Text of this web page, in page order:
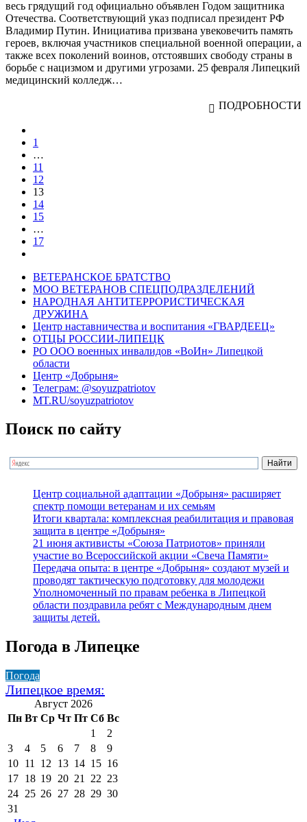
весь грядущий год официально объявлен Годом защитника
Отечества. Соответствующий указ подписал президент РФ
Владимир Путин. Инициатива призвана увековечить память
героев, включая участников специальной военной операции, а
также всех поколений воинов, отстоявших свободу страны в
борьбе с нацизмом и другими угрозами. 25 февраля Липецкий
медицинский колледж…
ПОДРОБНОСТИ
1
…
11
12
13
14
15
…
17
ВЕТЕРАНСКОЕ БРАТСТВО
МОО ВЕТЕРАНОВ СПЕЦПОДРАЗДЕЛЕНИЙ
НАРОДНАЯ АНТИТЕРРОРИСТИЧЕСКАЯ
ДРУЖИНА
Центр наставничества и воспитания «ГВАРДЕЕЦ»
ОТЦЫ РОССИИ-ЛИПЕЦК
РО ООО военных инвалидов «ВоИн» Липецкой
области
Центр «Добрыня»
Телеграм: @soyuzpatriotov
MT.RU/soyuzpatriotov
Поиск по сайту
Центр социальной адаптации «Добрыня» расширяет
спектр помощи ветеранам и их семьям
Итоги квартала: комплексная реабилитация и правовая
защита в центре «Добрыня»
21 июня активисты «Союза Патриотов» приняли
участие во Всероссийской акции «Свеча Памяти»
Передача опыта: в центре «Добрыня» создают музей и
проводят тактическую подготовку для молодежи
Уполномоченный по правам ребенка в Липецкой
области поздравила ребят с Международным днем
защиты детей.
Погода в Липецке
Погода
Липецкое время:
Август 2026
Пн Вт Ср Чт Пт Сб Вс
1
2
3
4 5 6 7 8
9
10 11 12 13 14 15 16
17 18 19 20 21 22 23
24 25 26 27 28 29 30
31